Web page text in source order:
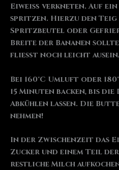
Eiweiß verkneten. Auf ein
spritzen. Hierzu den Teig
Spritzbeutel oder
Breite der Bananen sollte
fließt noch leicht
Bei 160°C Umluft oder
15 Minuten backen, bis
Abkühlen lassen. Die
nehmen!
In der Zwischenzeit das
Zucker und einem Teil
restliche Milch